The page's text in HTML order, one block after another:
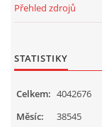
Přehled zdrojů
STATISTIKY
Celkem: 4042676
Měsíc:
38545